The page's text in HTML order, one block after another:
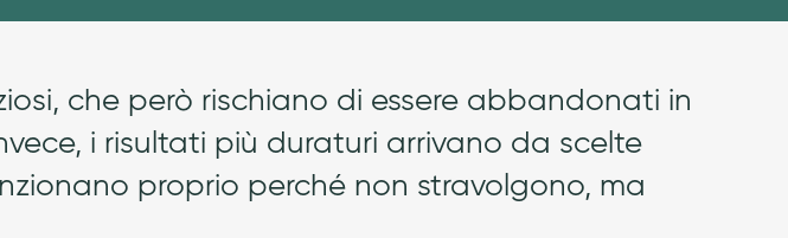
che però rischiano di essere abbandonati in
i risultati più duraturi arrivano da scelte
proprio perché non stravolgono, ma